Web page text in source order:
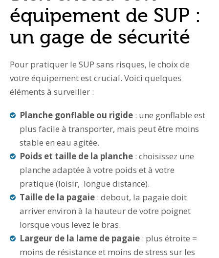
équipement de SUP :
un gage de sécurité
Pour pratiquer le SUP sans risques, le choix de
votre équipement est crucial. Voici quelques
éléments à surveiller :
Planche gonflable ou rigide : une gonflable est
plus facile à transporter, mais peut être moins
stable en eau agitée.
Poids et taille de la planche : choisissez une
planche adaptée à votre poids et à votre
pratique (loisir, longue distance).
Taille de la pagaie : debout, la pagaie doit
arriver environ à la hauteur de votre poignet
lorsque vous levez le bras.
Largeur de la lame de pagaie : plus étroite =
moins de résistance et moins de stress sur les